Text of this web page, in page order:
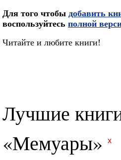
Для того чтобы добавить
воспользуйтесь полной
Читайте и любите книги!
Лучшие
«Мемуары»
x